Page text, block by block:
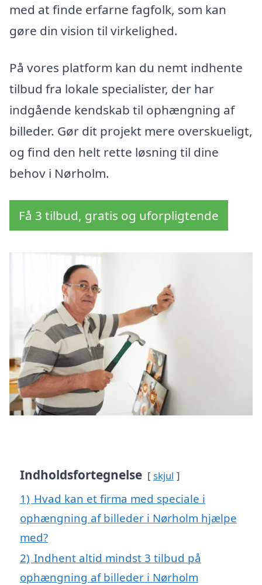
med at finde erfarne fagfolk, som kan
gøre din vision til virkelighed.
På vores platform kan du nemt indhente
tilbud fra lokale specialister, der har
indgående kendskab til ophængning af
billeder. Gør dit projekt mere overskueligt,
og find den helt rette løsning til dine
behov i Nørholm.
Få 3 tilbud, gratis og uforpligtende
Indholdsfortegnelse skjul
1) Hvad kan et firma med speciale i
ophængning af billeder i Nørholm hjælpe
med?
2) Indhent altid mindst 3 tilbud på
ophængning af billeder i Nørholm